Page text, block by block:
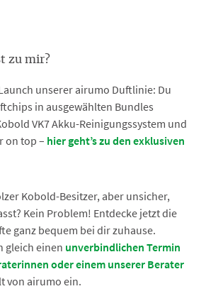
zu mir?
unserer airumo Duftlinie: Du
in ausgewählten Bundles
VK7 Akku-Reinigungssystem und
on top – hier geht’s zu den exklusiven
Kobold-Besitzer, aber unsicher,
Kein Problem! Entdecke jetzt die
ganz bequem bei dir zuhause.
gleich einen unverbindlichen Termin
oder einem unserer Berater
von airumo ein.